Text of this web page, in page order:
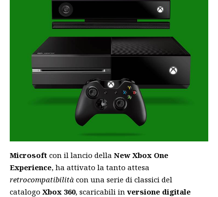
Microsoft con il lancio della New Xbox One
Experience, ha attivato la tanto attesa
retrocompatibilità con una serie di classici del
catalogo Xbox 360, scaricabili in versione digitale